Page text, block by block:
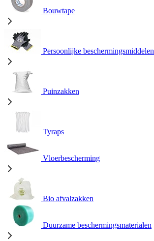
Bouwtape
Persoonlijke beschermingsmiddelen
Puinzakken
Tyraps
Vloerbescherming
Bio afvalzakken
Duurzame beschermingsmaterialen